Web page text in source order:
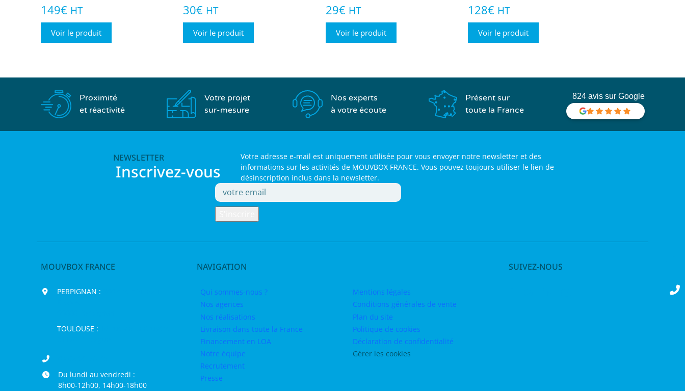
149€ HT
Voir le produit
30€ HT
Voir le produit
29€ HT
Voir le produit
128€ HT
Voir le produit
Proximité
et réactivité
Votre projet
sur-mesure
Nos experts
à votre écoute
Présent sur
toute la France
824 avis sur Google
NEWSLETTER
Inscrivez-vous
Votre adresse e-mail est uniquement utilisée pour vous envoyer notre newsletter et des
informations sur les activités de MOUVBOX FRANCE. Vous pouvez toujours utiliser le lien de
désinscription inclus dans la newsletter.
MOUVBOX FRANCE
PERPIGNAN :
TOULOUSE :
Du lundi au vendredi :
8h00-12h00, 14h00-18h00
NAVIGATION
Qui sommes-nous ?
Nos agences
Nos réalisations
Livraison dans toute la France
Financement en LOA
Notre équipe
Recrutement
Presse
Mentions légales
Conditions générales de vente
Plan du site
Politique de cookies
Déclaration de confidentialité
Gérer les cookies
SUIVEZ-NOUS